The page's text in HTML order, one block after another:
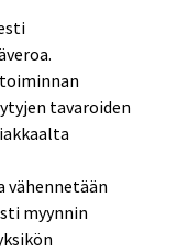
tavaroiden
vähennetään
myynnin